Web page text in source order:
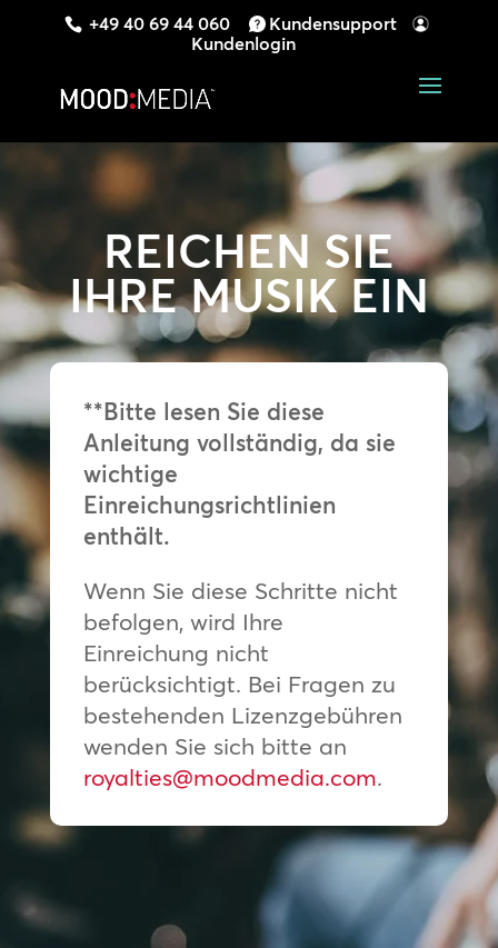
+49 40 69 44 060
Kundensupport
Kundenlogin
REICHEN SIE
IHRE MUSIK EIN
**Bitte lesen Sie diese
Anleitung vollständig, da sie
wichtige
Einreichungsrichtlinien
enthält.
Wenn Sie diese Schritte nicht
befolgen, wird Ihre
Einreichung nicht
berücksichtigt. Bei Fragen zu
bestehenden Lizenzgebühren
wenden Sie sich bitte an
royalties@moodmedia.com.